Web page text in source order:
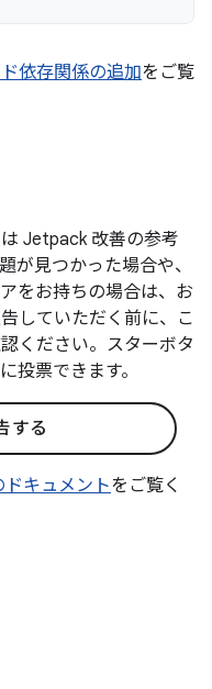
依存関係の追加をご覧
Jetpack 改善の参考
が見つかった場合や、
をお持ちの場合は、お
していただく前に、こ
ください。スターボタ
投票できます。
する
キュメントをご覧く